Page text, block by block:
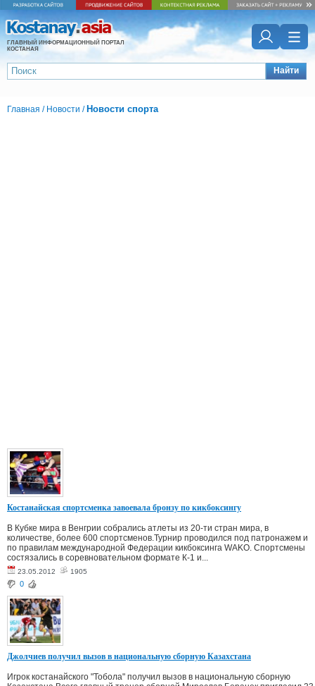
ГЛАВНЫЙ ИНФОРМАЦИОННЫЙ ПОРТАЛ
КОСТАНАЯ
Найти
Главная / Новости / Новости спорта
Костанайская спортсменка завоевала бронзу по кикбоксингу
В Кубке мира в Венгрии собрались атлеты из 20-ти стран мира, в
количестве, более 600 спортсменов.Турнир проводился под патронажем и
по правилам международной Федерации кикбоксинга WAKO. Спортсмены
состязались в соревновательном формате К-1 и...
23.05.2012 1905
0
Джолчиев получил вызов в национальную сборную Казахстана
Игрок костанайского "Тобола" получил вызов в национальную сборную